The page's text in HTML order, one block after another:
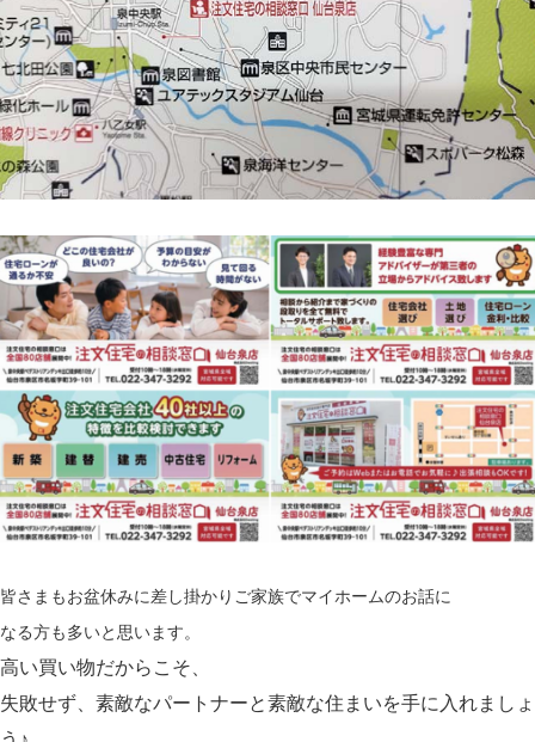
皆さまもお盆休みに差し掛かりご家族でマイホームのお話に
なる方も多いと思います。
高い買い物だからこそ、
失敗せず、素敵なパートナーと素敵な住まいを手に入れましょ